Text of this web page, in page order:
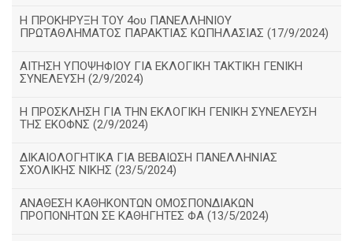
Η ΠΡΟΚΗΡΥΞΗ ΤΟΥ 4ου ΠΑΝΕΛΛΗΝΙΟΥ
ΠΡΩΤΑΘΛΗΜΑΤΟΣ ΠΑΡΑΚΤΙΑΣ ΚΩΠΗΛΑΣΙΑΣ (17/9/2024)
ΑΙΤΗΣΗ ΥΠΟΨΗΦΙΟΥ ΓΙΑ ΕΚΛΟΓΙΚΗ ΤΑΚΤΙΚΗ ΓΕΝΙΚΗ
ΣΥΝΕΛΕΥΣΗ (2/9/2024)
Η ΠΡΟΣΚΛΗΣΗ ΓΙΑ ΤΗΝ ΕΚΛΟΓΙΚΗ ΓΕΝΙΚΗ ΣΥΝΕΛΕΥΣΗ
ΤΗΣ ΕΚΟΦΝΣ (2/9/2024)
ΔΙΚΑΙΟΛΟΓΗΤΙΚΑ ΓΙΑ ΒΕΒΑΙΩΣΗ ΠΑΝΕΛΛΗΝΙΑΣ
ΣΧΟΛΙΚΗΣ ΝΙΚΗΣ (23/5/2024)
ΑΝΑΘΕΣΗ ΚΑΘΗΚΟΝΤΩΝ ΟΜΟΣΠΟΝΔΙΑΚΩΝ
ΠΡΟΠΟΝΗΤΩΝ ΣΕ ΚΑΘΗΓΗΤΕΣ ΦΑ (13/5/2024)